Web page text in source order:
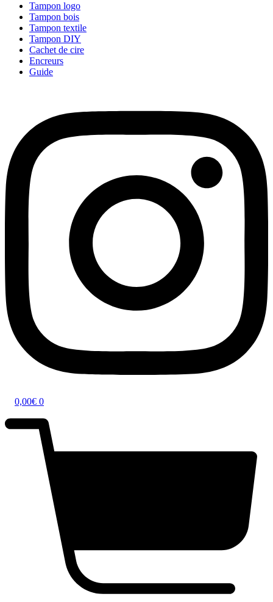
Tampon logo
Tampon bois
Tampon textile
Tampon DIY
Cachet de cire
Encreurs
Guide
0,00€ 0